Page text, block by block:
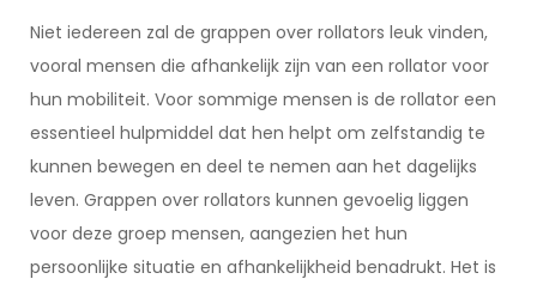
Niet iedereen zal de grappen over rollators leuk vinden,
vooral mensen die afhankelijk zijn van een rollator voor
hun mobiliteit. Voor sommige mensen is de rollator een
essentieel hulpmiddel dat hen helpt om zelfstandig te
kunnen bewegen en deel te nemen aan het dagelijks
leven. Grappen over rollators kunnen gevoelig liggen
voor deze groep mensen, aangezien het hun
persoonlijke situatie en afhankelijkheid benadrukt. Het is